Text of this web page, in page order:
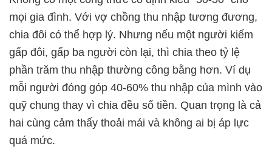
mọi gia đình. Với vợ chồng thu nhập tương đương,
chia đôi có thể hợp lý. Nhưng nếu một người kiếm
gấp đôi, gấp ba người còn lại, thì chia theo tỷ lệ
phần trăm thu nhập thường công bằng hơn. Ví dụ
mỗi người đóng góp 40-60% thu nhập của mình vào
quỹ chung thay vì chia đều số tiền. Quan trọng là cả
hai cùng cảm thấy thoải mái và không ai bị áp lực
quá mức.